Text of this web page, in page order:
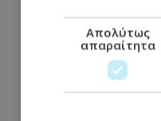
Απολύτως
απαραίτητα